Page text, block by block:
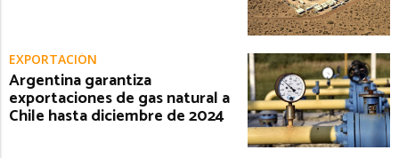
EXPORTACIÓN
Argentina garantiza
exportaciones de gas natural a
Chile hasta diciembre de 2024